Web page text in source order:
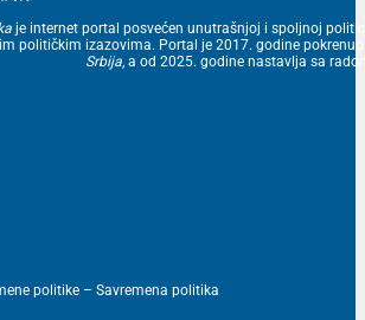
je internet portal posvećen unutrašnjoj i spoljnoj
političkim izazovima. Portal je 2017. godine
Srbija, a od 2025. godine nastavlja sa
politike – Savremena politika